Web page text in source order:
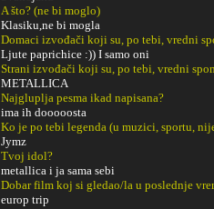
A što? (ne bi moglo)
Klasiku,ne bi mogla
Domaci izvođači koji su, po tebi, vredni
Ljute paprichice :)) I samo oni
Strani izvođači koji su, po tebi, vredni
METALLICA
Najgluplja pesma ikad napisana?
ima ih dooooosta
Ko je po tebi legenda (u muzici, sportu,
Jymz
Tvoj idol?
metallica i ja sama sebi
Dobar film koj si gledao/la u poslednje
europ trip